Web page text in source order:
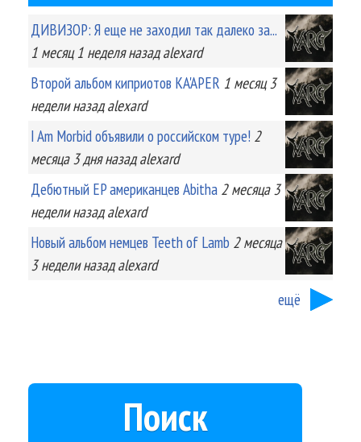
ДИВИЗОР: Я еще не заходил так далеко за...
1 месяц 1 неделяназад alexard
Второй альбом киприотов KA'APER 1 месяц 3
неделиназад alexard
I Am Morbid объявили о российском туре! 2
месяца 3 дняназад alexard
Дебютный EP американцев Abitha 2 месяца 3
неделиназад alexard
Новый альбом немцев Teeth of Lamb 2 месяца
3 неделиназад alexard
ещё
Поиск